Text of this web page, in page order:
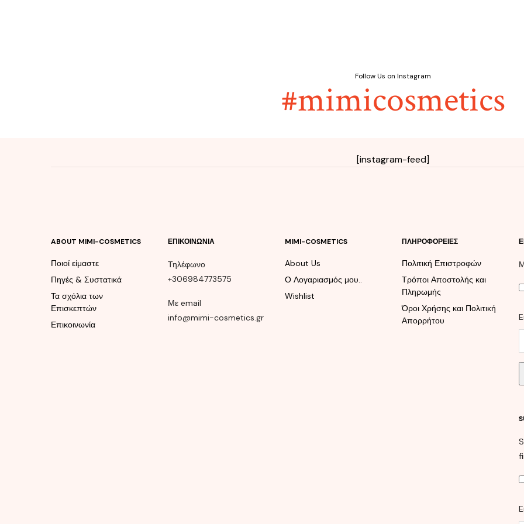
Follow Us on Instagram
#mimicosmetics
[instagram-feed]
ABOUT MIMI-COSMETICS
Ποιοί είμαστε
Πηγές & Συστατικά
Τα σχόλια των
Επισκεπτών
Επικοινωνία
ΕΠΙΚΟΙΝΩΝΊΑ
Τηλέφωνο
+306984773575
Με email
info@mimi-cosmetics.gr
MIMI-COSMETICS
About Us
Ο Λογαριασμός μου..
Wishlist
ΠΛΗΡΟΦΟΡΕΊΕΣ
Πολιτική Επιστροφών
Τρόποι Αποστολής και
Πληρωμής
Όροι Χρήσης και Πολιτική
Απορρήτου